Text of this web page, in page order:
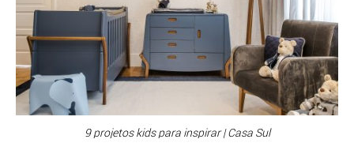
9 projetos kids para inspirar | Casa Sul